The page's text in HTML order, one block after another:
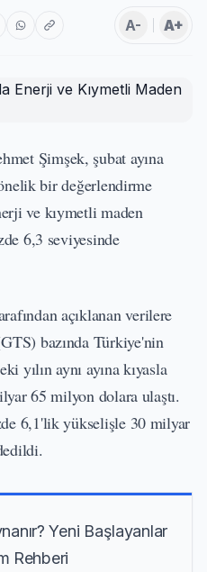
A- A+
Şimşek, şubat ayına
bir değerlendirme
ve kıymetli maden
6,3 seviyesinde
açıklanan verilere
bazında Türkiye'nin
yılın aynı ayına kıyasla
65 milyon dolara ulaştı.
6,1'lik yükselişle 30 milyar